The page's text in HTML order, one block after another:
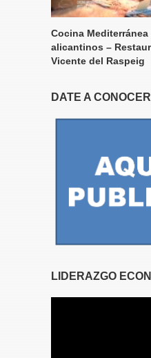
Cocina
alicantinos –
Vicente del Raspeig
DATE A
LIDERAZGO